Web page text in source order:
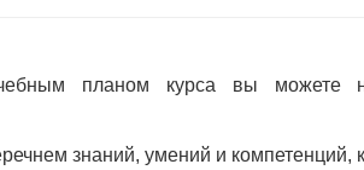
планом курса вы можете
знаний, умений и компетенций,